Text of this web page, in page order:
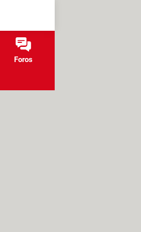
Foros